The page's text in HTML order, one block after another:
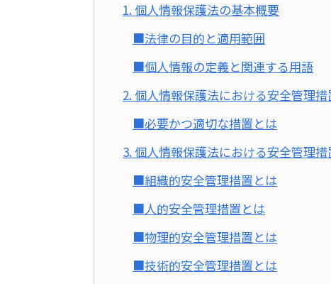
1. 個人情報保護法の基本概要
■法律の目的と適用範囲
■個人情報の定義と関連する用語
2. 個人情報保護法における安全管理
■必要かつ適切な措置とは
3. 個人情報保護法における安全管理
■組織的安全管理措置とは
■人的安全管理措置とは
■物理的安全管理措置とは
■技術的安全管理措置とは